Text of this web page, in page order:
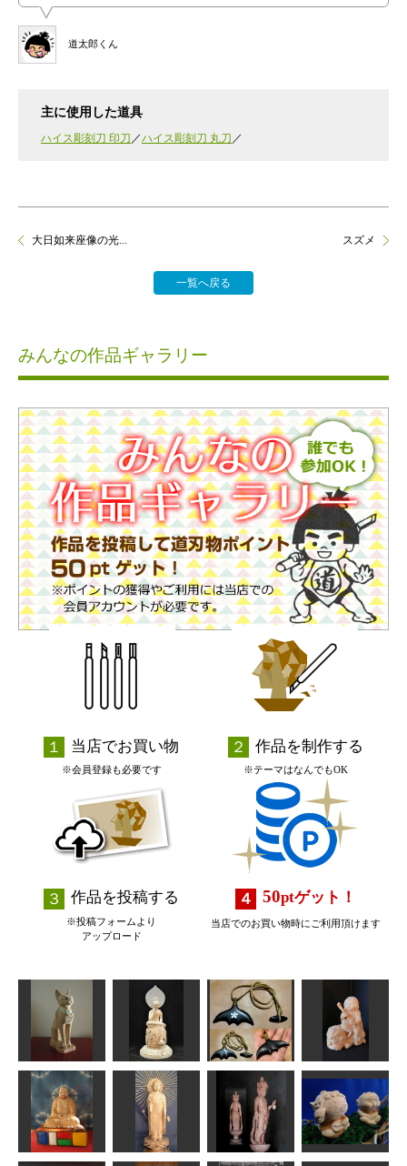
道太郎くん
主に使用した道具
ハイス彫刻刀 印刀 ハイス彫刻刀 丸刀
大日如来座像の光...
一覧へ戻る
スズメ
みんなの作品ギャラリー
当店でお買い物
※会員登録も必要です
作品を制作する
※テーマはなんでもOK
作品を投稿する
※投稿フォームより
アップロード
50ptゲット！
当店でのお買い物時にご利用頂けます
バステト
ちゅうさん
中宮寺 弥勒
菩薩半跏像
正念
ホエールテー
ルネックレス
wavers design
童文殊
Issay